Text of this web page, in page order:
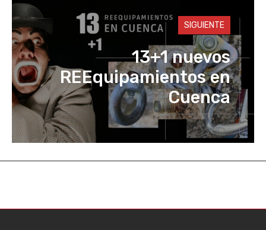
SIGUIENTE
13+1 nuevos
REEquipamientos en
Cuenca